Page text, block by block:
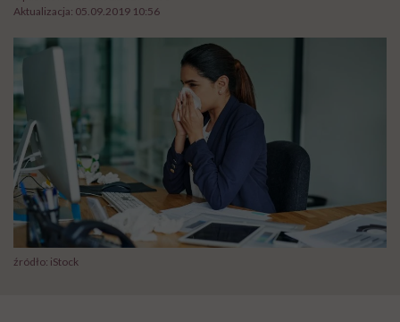
Aktualizacja: 05.09.2019 10:56
źródło: iStock